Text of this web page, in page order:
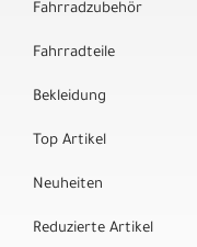
Fahrradzubehör
Fahrradteile
Bekleidung
Top Artikel
Neuheiten
Reduzierte Artikel